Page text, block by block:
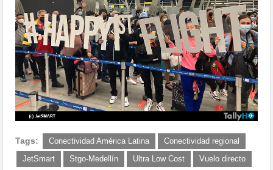
Tags: Conectividad América Latina
Conectividad regional
JetSmart
Stgo-Medellín Ultra Low Cost Vuelo directo